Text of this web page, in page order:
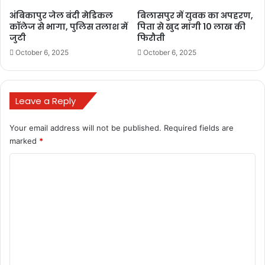
Buland Hindustan
अंबिकापुर जेल बंदी मेडिकल
कॉलेज से भागा, पुलिस तलाश में
जुटी
October 6, 2025
बिलासपुर में युवक का अपहरण,
पिता से खुद मांगी 10 लाख की
फिरौती
October 6, 2025
Leave a Reply
Your email address will not be published. Required fields are
marked *